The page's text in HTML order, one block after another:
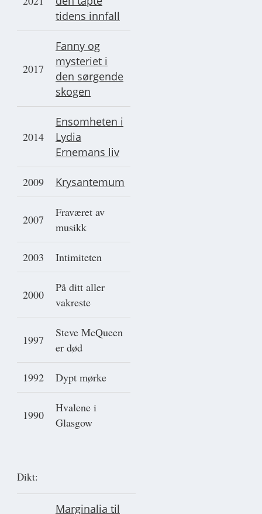
tidens innfall
2017
Fanny og
mysteriet i
den sørgende
skogen
2014
Ensomheten i
Lydia
Ernemans liv
2009 Krysantemum
2007
Fraværet av
musikk
2003 Intimiteten
2000
På ditt aller
vakreste
1997
Steve McQueen
er død
1992 Dypt mørke
1990
Hvalene i
Glasgow
Dikt:
Marginalia til